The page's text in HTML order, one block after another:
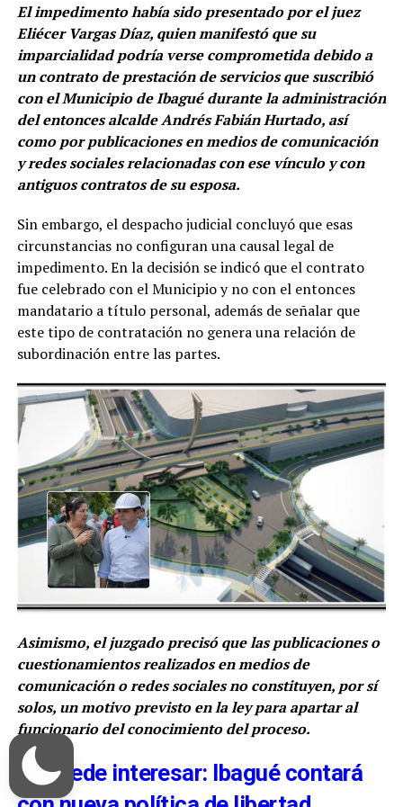
El impedimento había sido presentado por el juez
Eliécer Vargas Díaz, quien manifestó que su
imparcialidad podría verse comprometida debido a
un contrato de prestación de servicios que suscribió
con el Municipio de Ibagué durante la administración
del entonces alcalde Andrés Fabián Hurtado, así
como por publicaciones en medios de comunicación
y redes sociales relacionadas con ese vínculo y con
antiguos contratos de su esposa.
Sin embargo, el despacho judicial concluyó que esas
circunstancias no configuran una causal legal de
impedimento. En la decisión se indicó que el contrato
fue celebrado con el Municipio y no con el entonces
mandatario a título personal, además de señalar que
este tipo de contratación no genera una relación de
subordinación entre las partes.
Asimismo, el juzgado precisó que las publicaciones o
cuestionamientos realizados en medios de
comunicación o redes sociales no constituyen, por sí
solos, un motivo previsto en la ley para apartar al
funcionario del conocimiento del proceso.
Le puede interesar: Ibagué contará